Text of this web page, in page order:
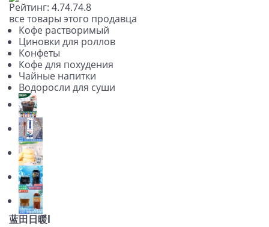
Рейтинг: 4.74.74.8
все товары этого продавца
Кофе растворимый
Циновки для роллов
Конфеты
Кофе для похудения
Чайные напитки
Водоросли для суши
蓝田日暖l